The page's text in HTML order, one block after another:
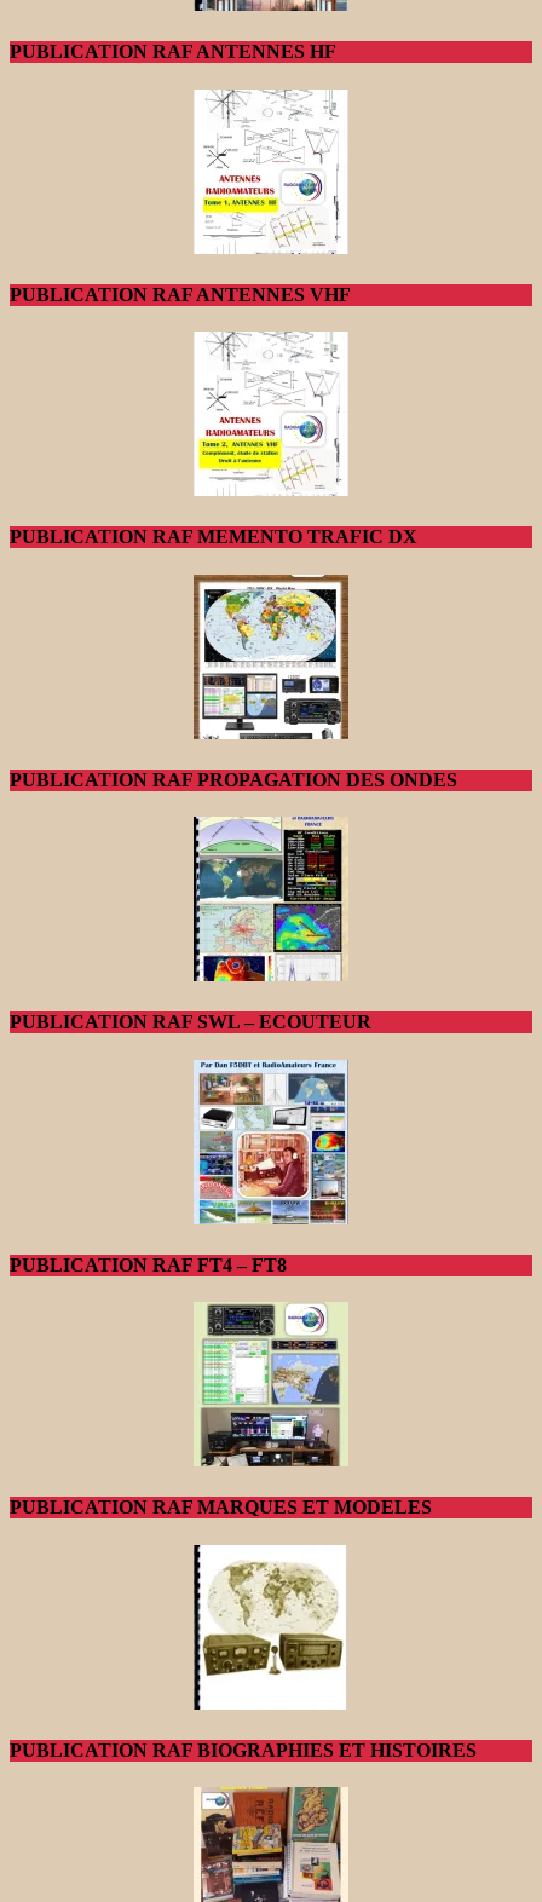
PUBLICATION RAF ANTENNES HF
PUBLICATION RAF ANTENNES VHF
PUBLICATION RAF MEMENTO TRAFIC DX
PUBLICATION RAF PROPAGATION DES ONDES
PUBLICATION RAF SWL – ECOUTEUR
PUBLICATION RAF FT4 – FT8
PUBLICATION RAF MARQUES ET MODELES
PUBLICATION RAF BIOGRAPHIES ET HISTOIRES